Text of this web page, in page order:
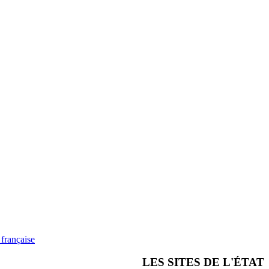
LES SITES DE L'ÉTAT